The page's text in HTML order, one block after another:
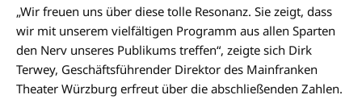
„Wir freuen uns über diese tolle Resonanz. Sie zeigt, dass
wir mit unserem vielfältigen Programm aus allen Sparten
den Nerv unseres Publikums treffen“, zeigte sich Dirk
Terwey, Geschäftsführender Direktor des Mainfranken
Theater Würzburg erfreut über die abschließenden Zahlen.